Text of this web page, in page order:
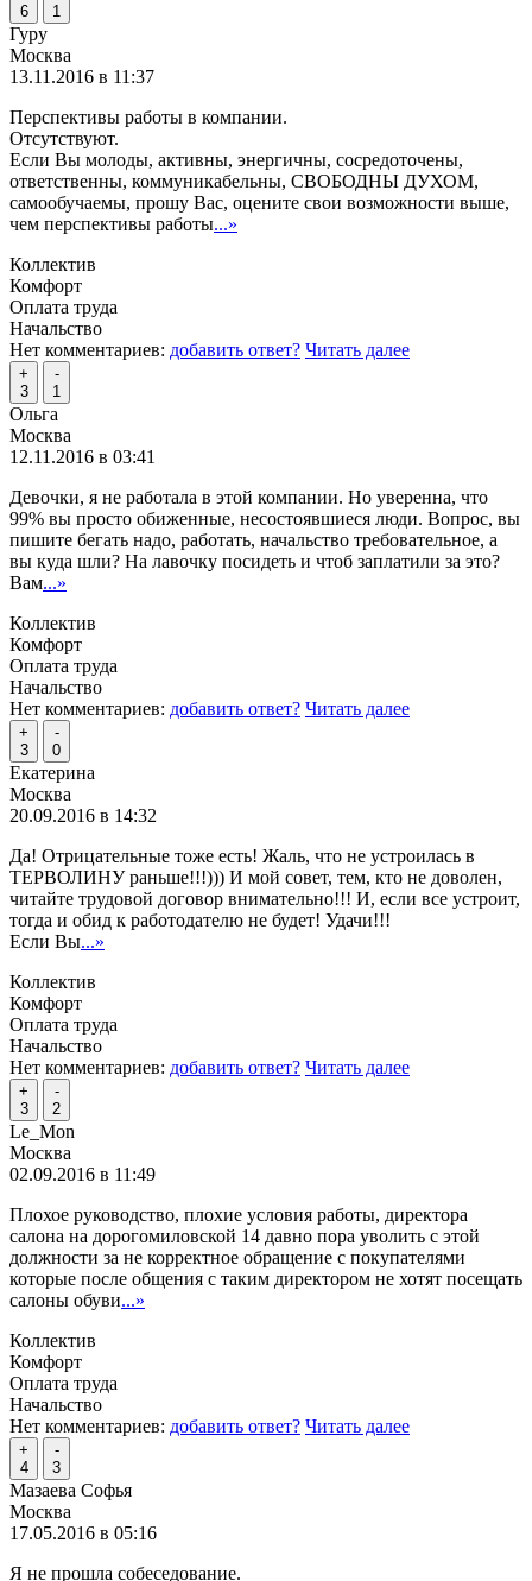
6
1
Гуру
Москва
13.11.2016 в 11:37
Перспективы работы в компании.
Отсутствуют.
Если Вы молоды, активны, энергичны, сосредоточены,
ответственны, коммуникабельны, СВОБОДНЫ ДУХОМ,
самообучаемы, прошу Вас, оцените свои возможности выше,
чем перспективы работы...»
Коллектив
Комфорт
Оплата труда
Начальство
Нет комментариев: добавить ответ? Читать далее
+
3
-
1
Ольга
Москва
12.11.2016 в 03:41
Девочки, я не работала в этой компании. Но уверенна, что
99% вы просто обиженные, несостоявшиеся люди. Вопрос, вы
пишите бегать надо, работать, начальство требовательное, а
вы куда шли? На лавочку посидеть и чтоб заплатили за это?
Вам...»
Коллектив
Комфорт
Оплата труда
Начальство
Нет комментариев: добавить ответ? Читать далее
+
3
-
0
Екатерина
Москва
20.09.2016 в 14:32
Да! Отрицательные тоже есть! Жаль, что не устроилась в
ТЕРВОЛИНУ раньше!!!))) И мой совет, тем, кто не доволен,
читайте трудовой договор внимательно!!! И, если все устроит,
тогда и обид к работодателю не будет! Удачи!!!
Если Вы...»
Коллектив
Комфорт
Оплата труда
Начальство
Нет комментариев: добавить ответ? Читать далее
+
3
-
2
Le_Mon
Москва
02.09.2016 в 11:49
Плохое руководство, плохие условия работы, директора
салона на дорогомиловской 14 давно пора уволить с этой
должности за не корректное обращение с покупателями
которые после общения с таким директором не хотят посещать
салоны обуви...»
Коллектив
Комфорт
Оплата труда
Начальство
Нет комментариев: добавить ответ? Читать далее
+
4
-
3
Мазаева Софья
Москва
17.05.2016 в 05:16
Я не прошла собеседование.